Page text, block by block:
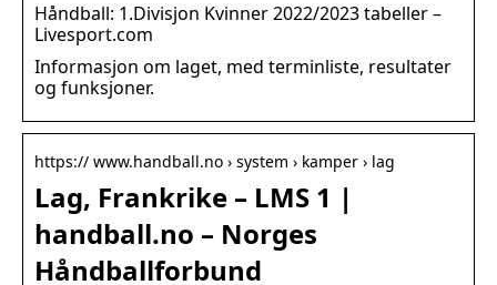
Håndball: 1.Divisjon Kvinner 2022/2023 tabeller –
Livesport.com
Informasjon om laget, med terminliste, resultater
og funksjoner.
https:// www.handball.no › system › kamper › lag
Lag, Frankrike – LMS 1 |
handball.no – Norges
Håndballforbund